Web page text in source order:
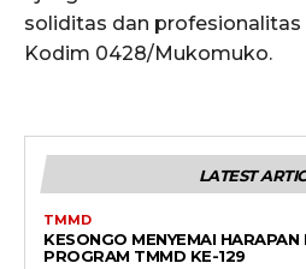
soliditas dan
Kodim 0428/Mukomuko.
LATEST
TMMD
KESONGO MENYEMAI
PROGRAM TMMD KE-129